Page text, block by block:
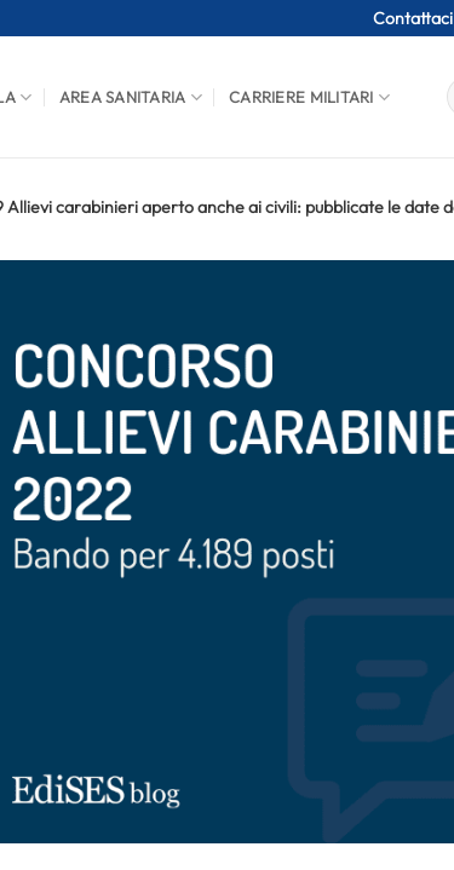
AREA SANITARIA CARRIERE MILITARI
Allievi carabinieri aperto anche ai civili: pubblicate le date